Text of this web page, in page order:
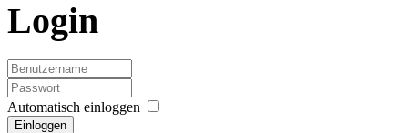
Login
Automatisch einloggen
Einloggen